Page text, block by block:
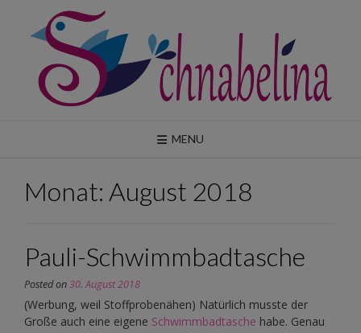
content
MENU
Monat: August 2018
Pauli-Schwimmbadtasche
Posted on30. August 2018
(Werbung, weil Stoffprobenähen) Natürlich musste der
Große auch eine eigene Schwimmbadtasche habe. Genau